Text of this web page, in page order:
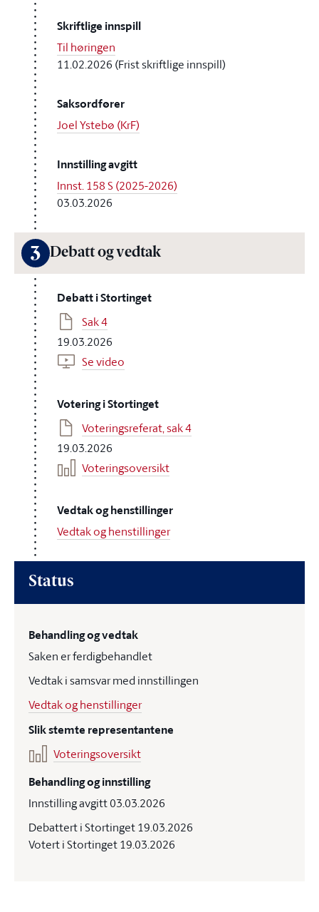
Skriftlige innspill
Til høringen
11.02.2026 (Frist skriftlige innspill)
Saksordfører
Joel Ystebø (KrF)
Innstilling avgitt
Innst. 158 S (2025-2026)
03.03.2026
3 Debatt og vedtak
Debatt i Stortinget
Sak 4
19.03.2026
Se video
Votering i Stortinget
Voteringsreferat, sak 4
19.03.2026
Voteringsoversikt
Vedtak og henstillinger
Vedtak og henstillinger
Status
Behandling og vedtak
Saken er ferdigbehandlet
Vedtak i samsvar med innstillingen
Vedtak og henstillinger
Slik stemte representantene
Voteringsoversikt
Behandling og innstilling
Innstilling avgitt 03.03.2026
Debattert i Stortinget 19.03.2026
Votert i Stortinget 19.03.2026